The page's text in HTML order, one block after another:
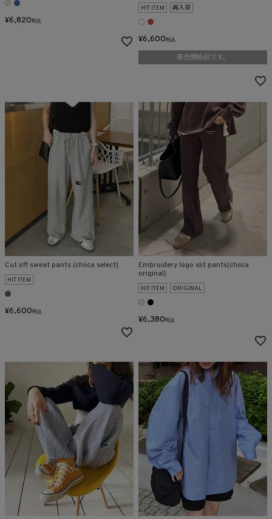
¥6,820税込
HIT ITEM 再入荷
¥6,600税込
販売開始前です。
Cut off sweat pants (chiica select)
HIT ITEM
¥6,600税込
Embroidery logo slit pants(chiica
original)
HIT ITEM ORIGINAL
¥6,380税込